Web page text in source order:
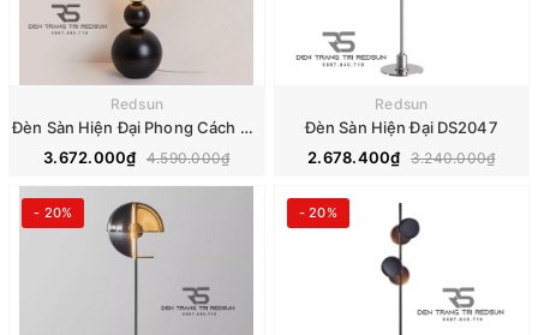
Redsun
Đèn Sàn Hiện Đại Phong Cách Bắc Âu DS2051
3.672.000₫ 4.590.000₫
Redsun
Đèn Sàn Hiện Đại DS2047
2.678.400₫ 3.240.000₫
- 20% - 20%